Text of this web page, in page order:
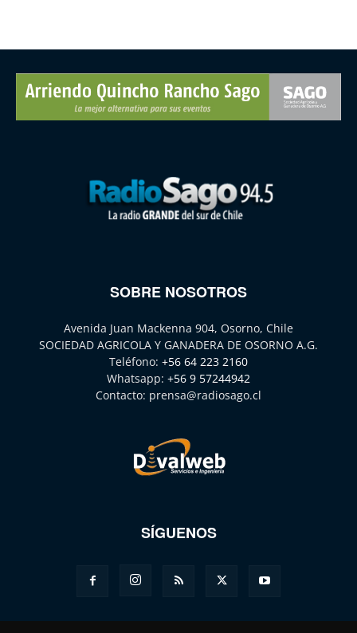
SOBRE NOSOTROS
Avenida Juan Mackenna 904, Osorno, Chile
SOCIEDAD AGRICOLA Y GANADERA DE OSORNO A.G.
Teléfono: +56 64 223 2160
Whatsapp: +56 9 57244942
Contacto: prensa@radiosago.cl
SÍGUENOS